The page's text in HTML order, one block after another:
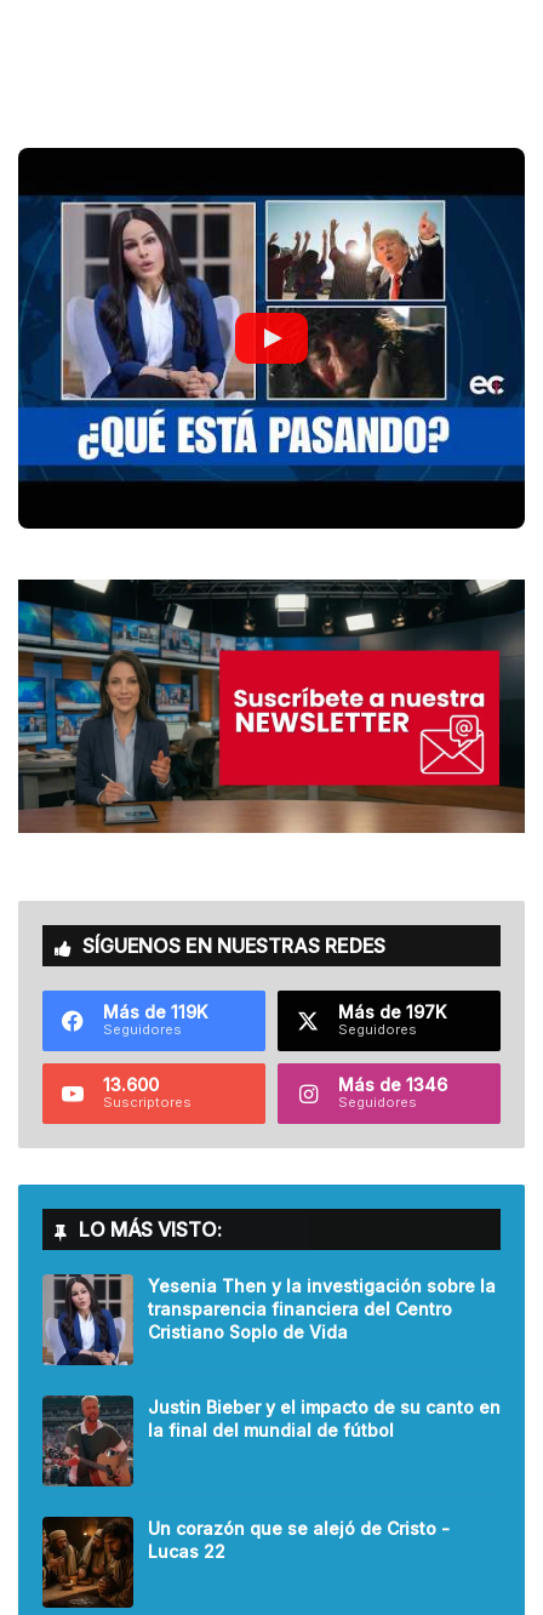
SÍGUENOS EN NUESTRAS REDES
Más de 119K
Seguidores
Más de 197K
Seguidores
13.600
Suscriptores
Más de 1346
Seguidores
LO MÁS VISTO:
Yesenia Then y la investigación sobre la
transparencia financiera del Centro
Cristiano Soplo de Vida
Justin Bieber y el impacto de su canto en
la final del mundial de fútbol
Un corazón que se alejó de Cristo -
Lucas 22